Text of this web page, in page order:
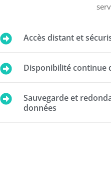
Accès distant et
Disponibilité continue
Sauvegarde et
données